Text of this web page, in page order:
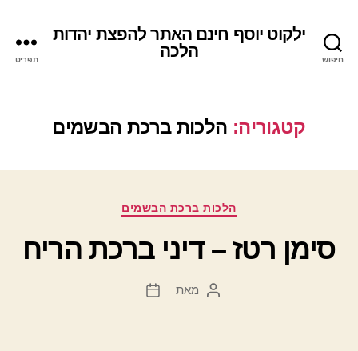
חיפוש
ילקוט יוסף חינם האתר להפצת יהדות
הלכה
תפריט
קטגוריה: הלכות ברכת הבשמים
קטגוריות
הלכות ברכת הבשמים
סימן רטז – דיני ברכת הריח
המחבר
מאת
תאריך